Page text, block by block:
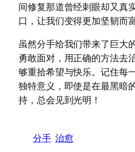
间修复那道曾经刺眼却又真
口，让我们变得更加坚韧而
虽然分手给我们带来了巨大
勇敢面对，用正确的方法去
够重拾希望与快乐。记住每
独特意义，即使是在最黑暗
持，总会见到光明！
分手 治愈